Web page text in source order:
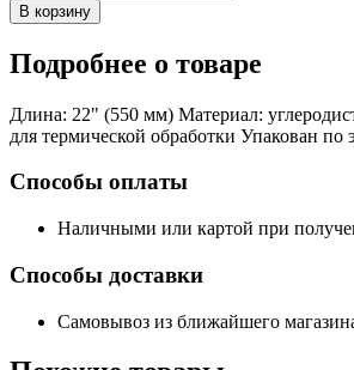
В корзину
Подробнее о товаре
Длина: 22" (550 мм) Материал:
для термической обработки Упакован по
Способы оплаты
Наличными или картой при
Способы доставки
Самовывоз из ближайшего